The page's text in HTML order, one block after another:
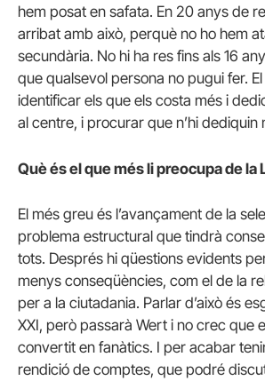
hem posat en safata. En 20 anys de
arribat amb això, perquè no ho hem
secundària. No hi ha res fins als 16
que qualsevol persona no pugui fer.
identificar els que els costa més i
al centre, i procurar que n’hi dediquin
Què és el que més li preocupa de la
El més greu és l’avançament de la
problema estructural que tindrà
tots. Després hi qüestions evidents
menys conseqüències, com el de la
per a la ciutadania. Parlar d’això és
XXI, però passarà Wert i no crec que
convertit en fanàtics. I per acabar
rendició de comptes, que podré